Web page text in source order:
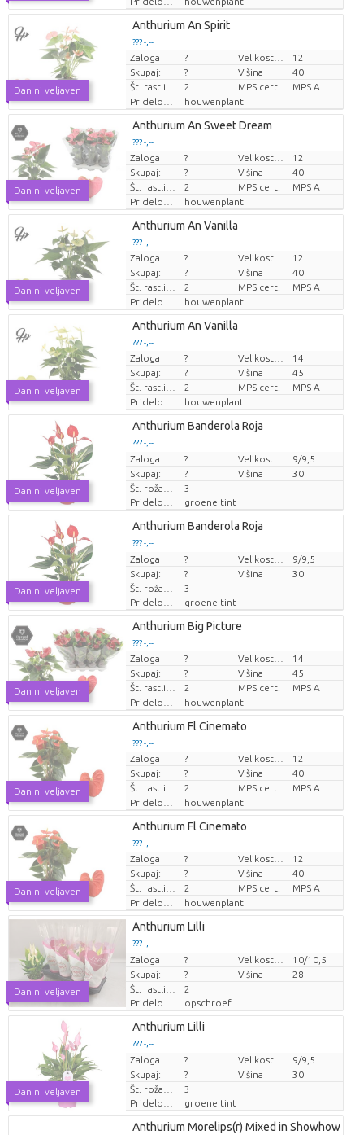
Dan ni veljaven
Anthurium An Spirit
??? -,--
Cena za kos
Zaloga ?
12
Skupaj:
? Višina
40
2 MPS cert.
MPS A
houwenplant
Dan ni veljaven
Anthurium An Sweet Dream
??? -,--
Cena za kos
Zaloga ?
12
Skupaj:
? Višina
40
2 MPS cert.
MPS A
houwenplant
Dan ni veljaven
Anthurium An Vanilla
??? -,--
Cena za kos
Zaloga ?
12
Skupaj:
? Višina
40
2 MPS cert.
MPS A
houwenplant
Dan ni veljaven
Anthurium An Vanilla
??? -,--
Cena za kos
Zaloga ?
14
Skupaj:
? Višina
45
2 MPS cert.
MPS A
houwenplant
Dan ni veljaven
Anthurium Banderola Roja
??? -,--
Cena za kos
Zaloga ?
9/9,5
Skupaj:
? Višina
30
3
groene tint
Dan ni veljaven
Anthurium Banderola Roja
??? -,--
Cena za kos
Zaloga ?
9/9,5
Skupaj:
? Višina
30
3
groene tint
Dan ni veljaven
Anthurium Big Picture
??? -,--
Cena za kos
Zaloga ?
14
Skupaj:
? Višina
45
2 MPS cert.
MPS A
houwenplant
Dan ni veljaven
Anthurium Fl Cinemato
??? -,--
Cena za kos
Zaloga ?
12
Skupaj:
? Višina
40
2 MPS cert.
MPS A
houwenplant
Dan ni veljaven
Anthurium Fl Cinemato
??? -,--
Cena za kos
Zaloga ?
12
Skupaj:
? Višina
40
2 MPS cert.
MPS A
houwenplant
Dan ni veljaven
Anthurium Lilli
??? -,--
Cena za kos
Zaloga ?
10/10,5
Skupaj:
? Višina
28
2
opschroef
Dan ni veljaven
Anthurium Lilli
??? -,--
Cena za kos
Zaloga ?
9/9,5
Skupaj:
? Višina
30
3
groene tint
Anthurium Morelips(r) Mixed in Showhow